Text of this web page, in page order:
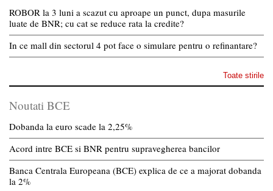
ROBOR la 3 luni a scazut cu aproape un punct, dupa masurile
luate de BNR; cu cat se reduce rata la credite?
In ce mall din sectorul 4 pot face o simulare pentru o refinantare?
Toate stirile
Noutati BCE
Dobanda la euro scade la 2,25%
Acord intre BCE si BNR pentru supravegherea bancilor
Banca Centrala Europeana (BCE) explica de ce a majorat dobanda
la 2%